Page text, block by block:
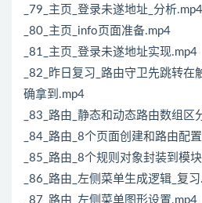
_79_主页_登录未遂地址_分析.mp4
_80_主页_info页面准备.mp4
_81_主页_登录未遂地址实现.mp4
_82_昨日复习_路由守卫先跳转
确拿到.mp4
_83_路由_静态和动态路由数组区
_84_路由_8个页面创建和路由配
_85_路由_8个规则对象封装到模
_86_路由_左侧菜单生成逻辑_复
_87_路由_左侧菜单图形设置.mp4